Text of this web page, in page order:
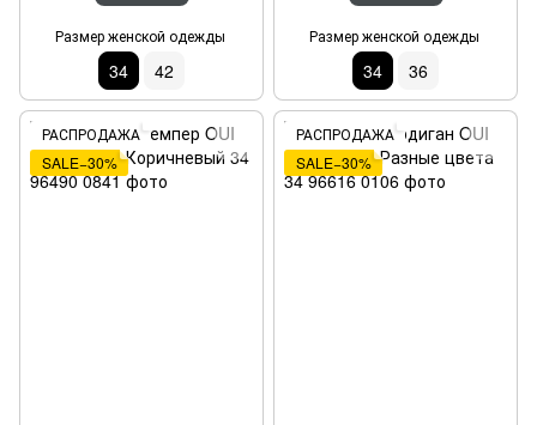
Размер женской одежды
34 42
Размер женской одежды
34 36
РАСПРОДАЖА
SALE−30%
РАСПРОДАЖА
SALE−30%